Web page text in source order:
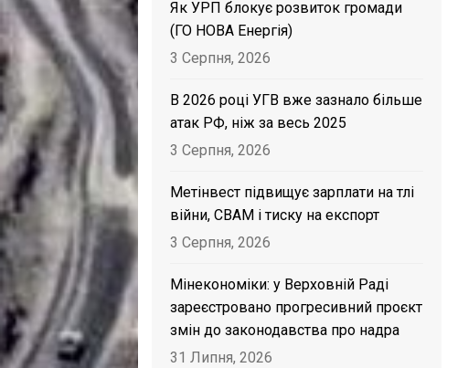
Як УРП блокує розвиток громади
(ГО НОВА Енергія)
3 Серпня, 2026
В 2026 році УГВ вже зазнало більше
атак РФ, ніж за весь 2025
3 Серпня, 2026
Метінвест підвищує зарплати на тлі
війни, CBAM і тиску на експорт
3 Серпня, 2026
Мінекономіки: у Верховній Раді
зареєстровано прогресивний проєкт
змін до законодавства про надра
31 Липня, 2026